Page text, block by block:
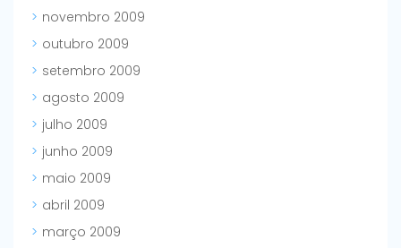
novembro 2009
outubro 2009
setembro 2009
agosto 2009
julho 2009
junho 2009
maio 2009
abril 2009
março 2009